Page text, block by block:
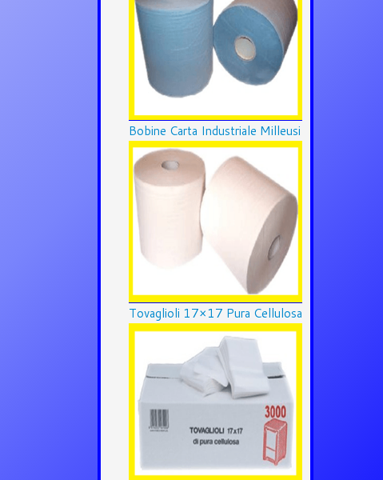
Bobine Carta Industriale Milleusi
Tovaglioli 17×17 Pura Cellulosa